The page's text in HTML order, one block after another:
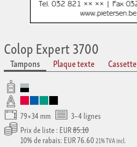
Colop Expert 3700
Tampons Plaque texte Cassette
79×34 mm
3–4 lignes
Prix de liste : EUR85.10
10% de rabais: EUR 76.6021% TVA incl.